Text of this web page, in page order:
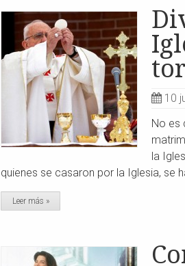
10
No es
la
quienes se casaron por la Iglesia, se
Leer más »